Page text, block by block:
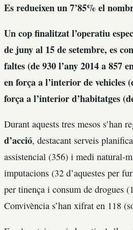
Es redueixen un 7’85% el
Un cop finalitzat l’operatiu
de juny al 15 de setembre, es
faltes (de 930 l’any 2014 a 857
en força a l’interior de vehicles
força a l’interior d’habitatges
Durant aquests tres mesos s’han
d’acció, destacant serveis
assistencial (356) i medi natural-
imputacions (32 d’aquestes per
per tinença i consum de drogues
Convivència s’han xifrat en 118